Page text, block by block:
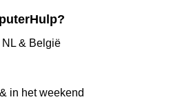
& België
in het weekend